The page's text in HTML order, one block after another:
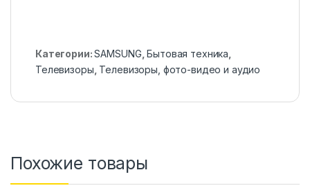
Категории:SAMSUNG ,Бытовая техника
Телевизоры Телевизоры, фото-видео и аудио
Похожие товары